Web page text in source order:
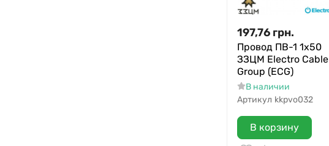
197,76 грн.
Провод ПВ-1 1х50
ЗЗЦМ Electro Cable
Group (ECG)
В наличии
Артикул kkpvo032
В корзину